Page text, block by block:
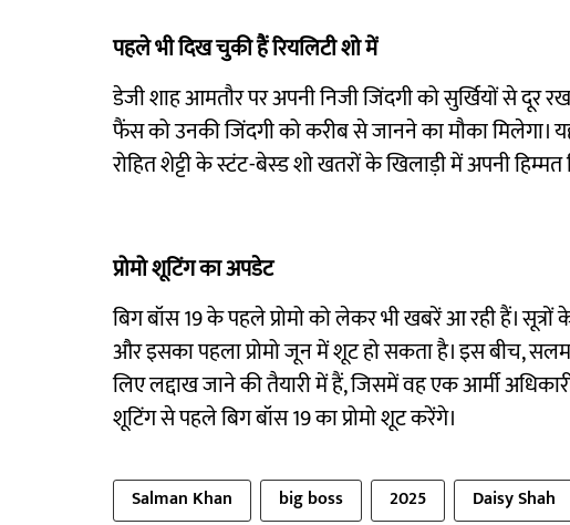
पहले भी दिख चुकी हैं रियलिटी शो में
डेजी शाह आमतौर पर अपनी निजी जिंदगी को सुर्खियों से दूर
फैंस को उनकी जिंदगी को करीब से जानने का मौका मिलेगा।
रोहित शेट्टी के स्टंट-बेस्ड शो खतरों के खिलाड़ी में अपनी
प्रोमो शूटिंग का अपडेट
बिग बॉस 19 के पहले प्रोमो को लेकर भी खबरें आ रही हैं।
और इसका पहला प्रोमो जून में शूट हो सकता है। इस बीच,
लिए लद्दाख जाने की तैयारी में हैं, जिसमें वह एक आर्मी
शूटिंग से पहले बिग बॉस 19 का प्रोमो शूट करेंगे।
Salman Khan big boss 2025 Daisy Shah